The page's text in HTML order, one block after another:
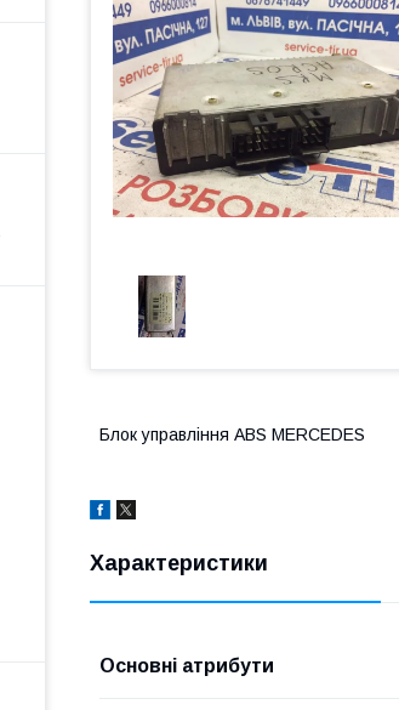
Блок управління ABS MERCEDES
Характеристики
Основні атрибути